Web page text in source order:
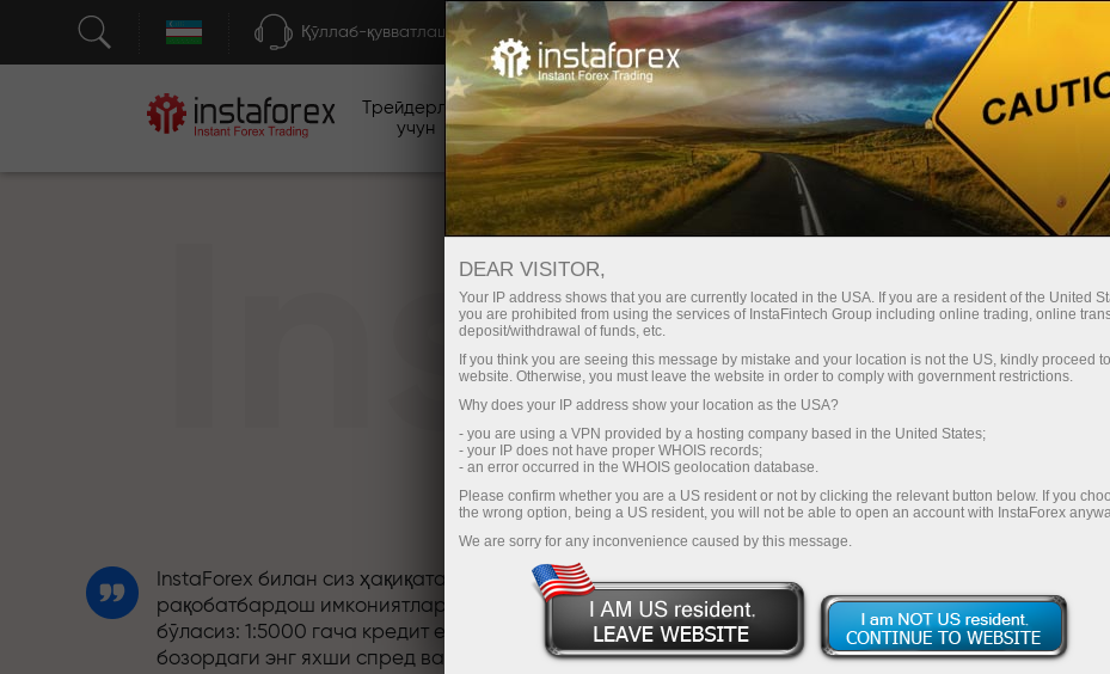
Қўллаб-қувватлаш Ҳисоб-варағини тез очиш Савдо платформаси
Трейдерлар
учун
Энди иш
бошлаётганлар
учун
Инвесторлар
учун
Ҳамкорлар учун
InstaForex билан сиз ҳақиқатан
рақобатбардош имкониятларга эга
бўласиз: 1:5000 гача кредит елкаси,
бозордаги энг яхши спред ва
DEAR VISITOR,
Your IP address shows that you are currently located in the USA. If you are a resident of the United
you are prohibited from using the services of InstaFintech Group including online trading, online
deposit/withdrawal of funds, etc.
If you think you are seeing this message by mistake and your location is not the US, kindly proceed
website. Otherwise, you must leave the website in order to comply with government restrictions.
Why does your IP address show your location as the USA?
- you are using a VPN provided by a hosting company based in the United States;
- your IP does not have proper WHOIS records;
- an error occurred in the WHOIS geolocation database.
Please confirm whether you are a US resident or not by clicking the relevant button below. If you
the wrong option, being a US resident, you will not be able to open an account with InstaForex
We are sorry for any inconvenience caused by this message.